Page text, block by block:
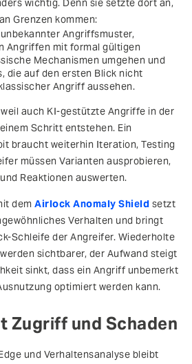
wichtig. Denn sie setzte dort an,
Grenzen kommen:
Angriffsmuster,
Angriffen mit formal gültigen
Mechanismen umgehen und
die auf den ersten Blick nicht
Angriff aussehen.
auch KI-gestützte Angriffe in der
Schritt entstehen. Ein
braucht weiterhin Iteration, Testing
müssen Varianten ausprobieren,
Reaktionen auswerten.
dem Airlock Anomaly Shield setzt
Verhalten und bringt
Schleife der Angreifer. Wiederholte
sichtbarer, der Aufwand steigt
sinkt, dass ein Angriff unbemerkt
optimiert werden kann.
Zugriff und Schaden
und Verhaltensanalyse bleibt